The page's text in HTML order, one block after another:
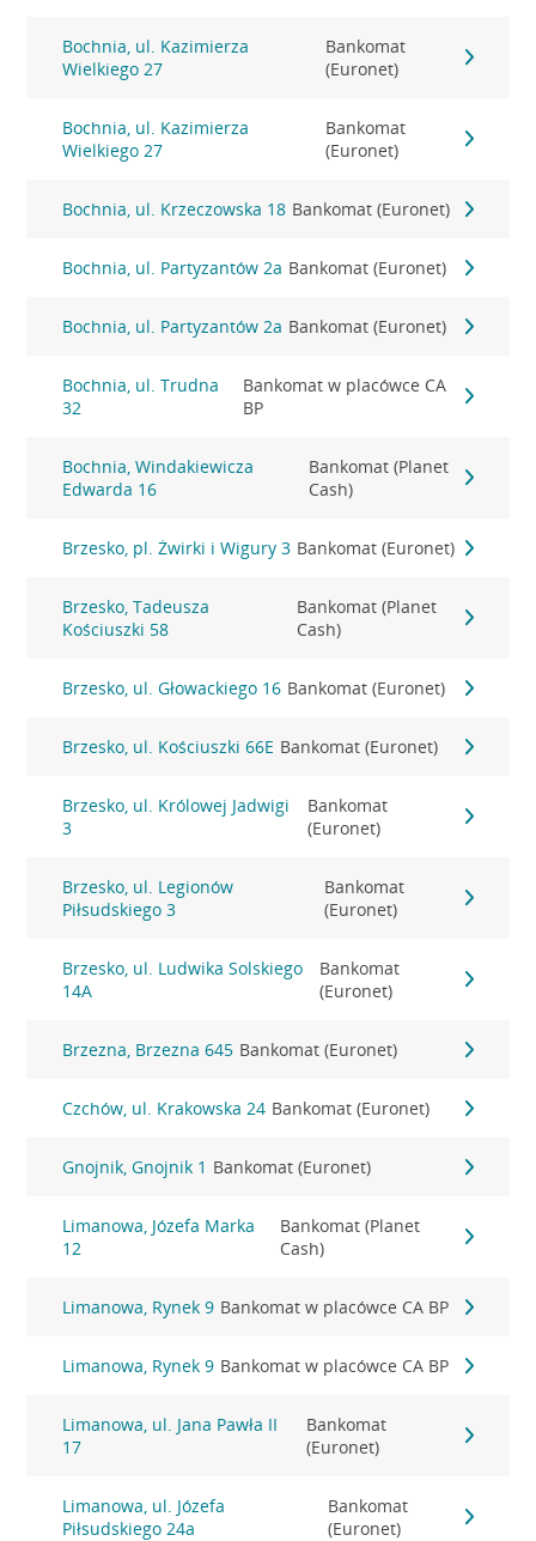
Bochnia, ul. Kazimierza
Wielkiego 27
Bankomat
(Euronet)
Bochnia, ul. Kazimierza
Wielkiego 27
Bankomat
(Euronet)
Bochnia, ul. Krzeczowska 18 Bankomat (Euronet)
Bochnia, ul. Partyzantów 2a Bankomat (Euronet)
Bochnia, ul. Partyzantów 2a Bankomat (Euronet)
Bochnia, ul. Trudna
32
Bankomat w placówce CA
BP
Bochnia, Windakiewicza
Edwarda 16
Bankomat (Planet
Cash)
Brzesko, pl. Żwirki i Wigury 3 Bankomat (Euronet)
Brzesko, Tadeusza
Kościuszki 58
Bankomat (Planet
Cash)
Brzesko, ul. Głowackiego 16 Bankomat (Euronet)
Brzesko, ul. Kościuszki 66E Bankomat (Euronet)
Brzesko, ul. Królowej Jadwigi
3
Bankomat
(Euronet)
Brzesko, ul. Legionów
Piłsudskiego 3
Bankomat
(Euronet)
Brzesko, ul. Ludwika Solskiego
14A
Bankomat
(Euronet)
Brzezna, Brzezna 645 Bankomat (Euronet)
Czchów, ul. Krakowska 24 Bankomat (Euronet)
Gnojnik, Gnojnik 1 Bankomat (Euronet)
Limanowa, Józefa Marka
12
Bankomat (Planet
Cash)
Limanowa, Rynek 9 Bankomat w placówce CA BP
Limanowa, Rynek 9 Bankomat w placówce CA BP
Limanowa, ul. Jana Pawła II
17
Bankomat
(Euronet)
Limanowa, ul. Józefa
Piłsudskiego 24a
Bankomat
(Euronet)